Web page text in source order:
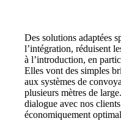
Des solutions adaptées
l’intégration, réduisent
à l’introduction, en
Elles vont des simples
aux systèmes de
plusieurs mètres de
dialogue avec nos
économiquement